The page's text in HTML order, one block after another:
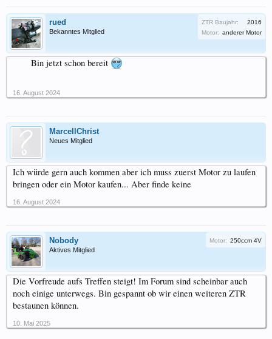
rued
Bekanntes Mitglied
ZTR Baujahr:
2016
Motor: anderer Motor
Bin jetzt schon bereit
16. August 2024
MarcellChrist
Neues Mitglied
Ich würde gern auch kommen aber ich muss zuerst Motor zu laufen
bringen oder ein Motor kaufen... Aber finde keine
16. August 2024
Nobody
Aktives Mitglied
Motor: 250ccm 4V
Die Vorfreude aufs Treffen steigt! Im Forum sind scheinbar auch
noch einige unterwegs. Bin gespannt ob wir einen weiteren ZTR
bestaunen können.
10. Mai 2025